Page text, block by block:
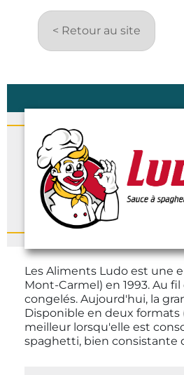
< Retour au site
Les Aliments Ludo est une
Mont-Carmel) en 1993. Au
congelés. Aujourd'hui, la
Disponible en deux formats
meilleur lorsqu'elle est
spaghetti, bien consistante